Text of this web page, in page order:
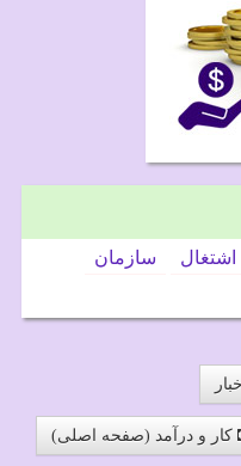
اشتغال
سازمان
کار و درآمد (صفحه اصلی)